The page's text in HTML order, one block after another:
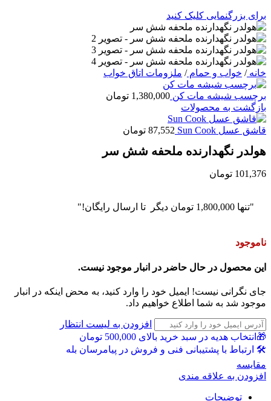
برای بزرگنمایی کلیک کنید
خانه/ خواب و حمام/ ملزومات اتاق خواب
برچسب شیشه مات کن 1,380,000 تومان
بازگشت به محصولات
قاشق عسل Sun Cook 87,552 تومان
هولدر نگهدارنده ملحفه شش سر
101,376 تومان
"تنها 1,800,000 تومان دیگر تا ارسال رایگان!"
ناموجود
این محصول در حال حاضر در انبار موجود نیست.
جای نگرانی نیست! ایمیل خود را وارد کنید، به محض اینکه در انبار
موجود شد به شما اطلاع خواهیم داد.
افزودن به لیست انتظار
🎁انتخاب هدیه در سبد خرید بالای 500,000 تومان
🛠 ارتباط با پشتیبانی فنی و فروش در پیامرسان بله
مقايسه
افزودن به علاقه مندی
توضیحات